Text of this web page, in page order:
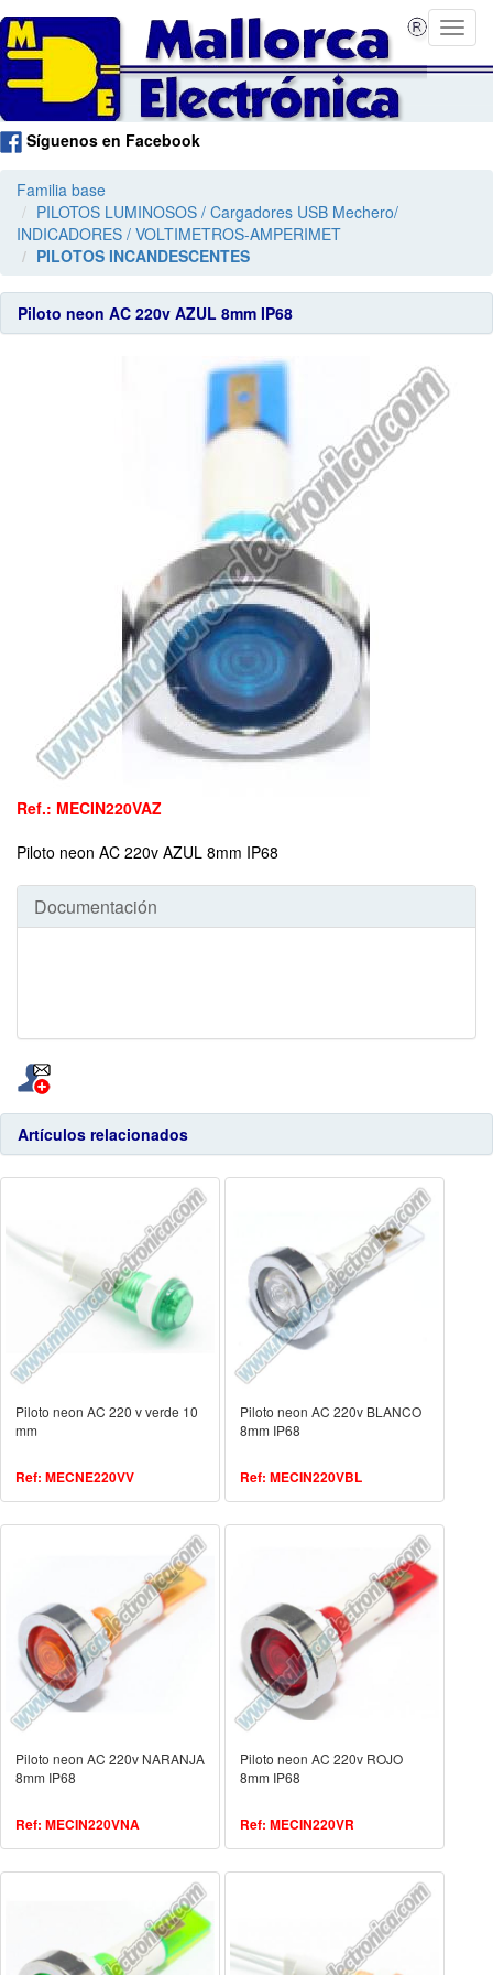
Síguenos en Facebook
Familia base
PILOTOS LUMINOSOS / Cargadores USB Mechero/
INDICADORES / VOLTIMETROS-AMPERIMET
PILOTOS INCANDESCENTES
Piloto neon AC 220v AZUL 8mm IP68
Ref.: MECIN220VAZ
Piloto neon AC 220v AZUL 8mm IP68
Documentación
Artículos relacionados
Piloto neon AC 220 v verde 10
mm
Ref: MECNE220VV
Piloto neon AC 220v BLANCO
8mm IP68
Ref: MECIN220VBL
Piloto neon AC 220v NARANJA
8mm IP68
Ref: MECIN220VNA
Piloto neon AC 220v ROJO
8mm IP68
Ref: MECIN220VR